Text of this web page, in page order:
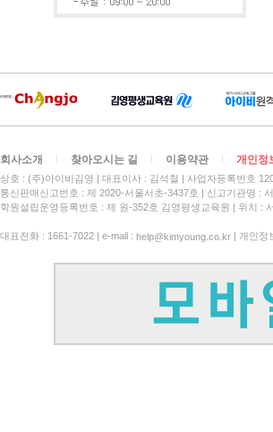
회사소개 찾아오시는 길 이용약관 개인정
상호 : (주)아이비김영 대표이사 : 김석철 사업자등록번호
통신판매신고번호 : 제 2020-서울서초-3437호
신고기관명 :
학원설립운영등록번호 : 제 원-352호 김영평생교육원 | 위치 :
대표전화 : 1661-7022 | e-mail : help@kimyoung.co.kr | 개인정